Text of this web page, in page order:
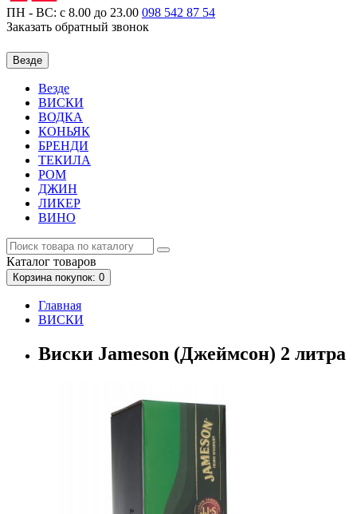
ПН - ВС: с 8.00 до 23.00 098 542 87 54
Заказать обратный звонок
Везде
Везде
ВИСКИ
ВОДКА
КОНЬЯК
БРЕНДИ
ТЕКИЛА
РОМ
ДЖИН
ЛИКЕР
ВИНО
Каталог товаров
Корзинапокупок: 0
Главная
ВИСКИ
Виски Jameson (Джеймсон) 2 литра